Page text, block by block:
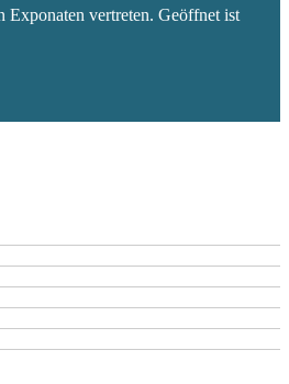
Exponaten vertreten. Geöffnet ist